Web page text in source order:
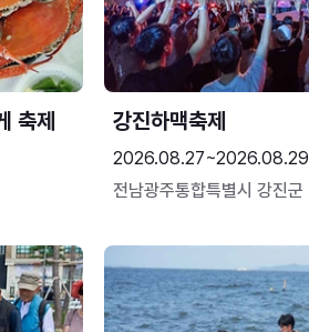
축제 강진하맥축제
2026.08.27~2026.08.29
전남광주통합특별시 강진군